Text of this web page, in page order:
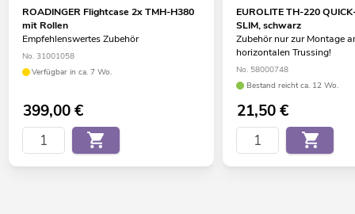
ROADINGER Flightcase 2x TMH-H380
mit Rollen
Empfehlenswertes Zubehör
No. 31001058
Verfügbar in ca. 7 Wo.
399,00€
EUROLITE TH-220
SLIM, schwarz
Zubehör nur zur Montage
horizontalen Trussing!
No. 58000748
Bestand reicht ca. 12 Wo.
21,50€